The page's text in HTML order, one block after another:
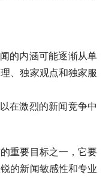
、独家观点和独家服
重要目标之一，它要
的新闻敏感性和专业